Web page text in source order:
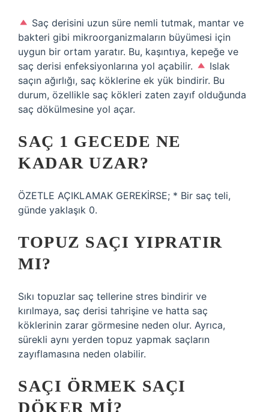
Saç derisini uzun süre nemli tutmak, mantar ve
bakteri gibi mikroorganizmaların büyümesi için
uygun bir ortam yaratır. Bu, kaşıntıya, kepeğe ve
saç derisi enfeksiyonlarına yol açabilir.
Islak
saçın ağırlığı, saç köklerine ek yük bindirir. Bu
durum, özellikle saç kökleri zaten zayıf olduğunda
saç dökülmesine yol açar.
SAÇ 1 GECEDE NE
KADAR UZAR?
ÖZETLE AÇIKLAMAK GEREKİRSE; * Bir saç teli,
günde yaklaşık 0.
TOPUZ SAÇI YIPRATIR
MI?
Sıkı topuzlar saç tellerine stres bindirir ve
kırılmaya, saç derisi tahrişine ve hatta saç
köklerinin zarar görmesine neden olur. Ayrıca,
sürekli aynı yerden topuz yapmak saçların
zayıflamasına neden olabilir.
SAÇI ÖRMEK SAÇI
DÖKER MI?